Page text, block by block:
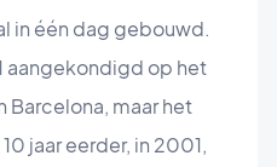
in één dag gebouwd.
aangekondigd op het
Barcelona, maar het
jaar eerder, in 2001,